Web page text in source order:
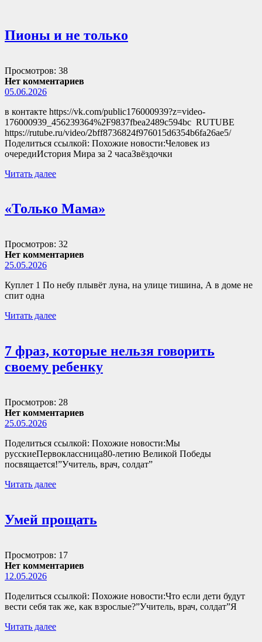
Пионы и не только
Просмотров: 38
Нет комментариев
05.06.2026
в контакте https://vk.com/public176000939?z=video-
176000939_456239364%2F9837fbea2489c594bc RUTUBE
https://rutube.ru/video/2bff8736824f976015d6354b6fa26ae5/
Поделиться ссылкой: Похожие новости:Человек из
очередиИстория Мира за 2 часаЗвёздочки
Читать далее
«Только Мама»
Просмотров: 32
Нет комментариев
25.05.2026
Куплет 1 По небу плывёт луна, на улице тишина, А в доме не
спит одна
Читать далее
7 фраз, которые нельзя говорить
своему ребенку
Просмотров: 28
Нет комментариев
25.05.2026
Поделиться ссылкой: Похожие новости:Мы
русскиеПервоклассница80-летию Великой Победы
посвящается!”Учитель, врач, солдат”
Читать далее
Умей прощать
Просмотров: 17
Нет комментариев
12.05.2026
Поделиться ссылкой: Похожие новости:Что если дети будут
вести себя так же, как взрослые?”Учитель, врач, солдат”Я
Читать далее